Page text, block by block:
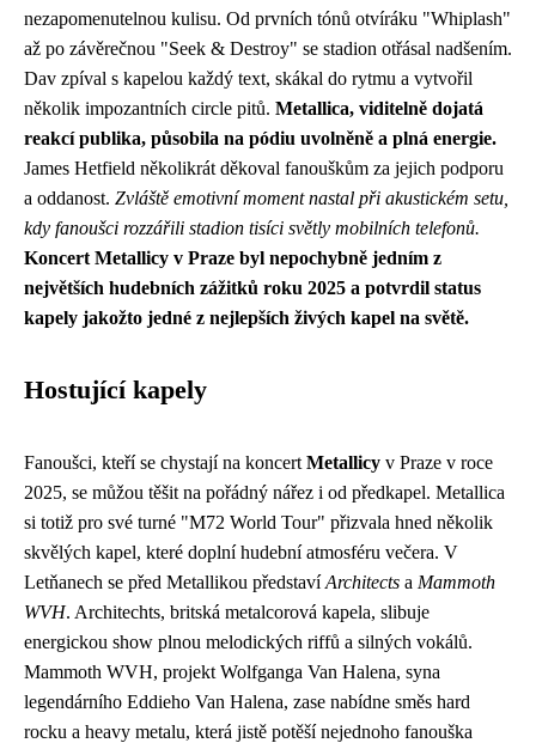
nezapomenutelnou kulisu. Od prvních tónů otvíráku "Whiplash"
až po závěrečnou "Seek & Destroy" se stadion otřásal nadšením.
Dav zpíval s kapelou každý text, skákal do rytmu a vytvořil
několik impozantních circle pitů. Metallica, viditelně dojatá
reakcí publika, působila na pódiu uvolněně a plná energie.
James Hetfield několikrát děkoval fanouškům za jejich podporu
a oddanost. Zvláště emotivní moment nastal při akustickém setu,
kdy fanoušci rozzářili stadion tisíci světly mobilních telefonů.
Koncert Metallicy v Praze byl nepochybně jedním z
největších hudebních zážitků roku 2025 a potvrdil status
kapely jakožto jedné z nejlepších živých kapel na světě.
Hostující kapely
Fanoušci, kteří se chystají na koncert Metallicy v Praze v roce
2025, se můžou těšit na pořádný nářez i od předkapel. Metallica
si totiž pro své turné "M72 World Tour" přizvala hned několik
skvělých kapel, které doplní hudební atmosféru večera. V
Letňanech se před Metallikou představíArchitects a Mammoth
WVH. Architechts, britská metalcorová kapela, slibuje
energickou show plnou melodických riffů a silných vokálů.
Mammoth WVH, projekt Wolfganga Van Halena, syna
legendárního Eddieho Van Halena, zase nabídne směs hard
rocku a heavy metalu, která jistě potěší nejednoho fanouška